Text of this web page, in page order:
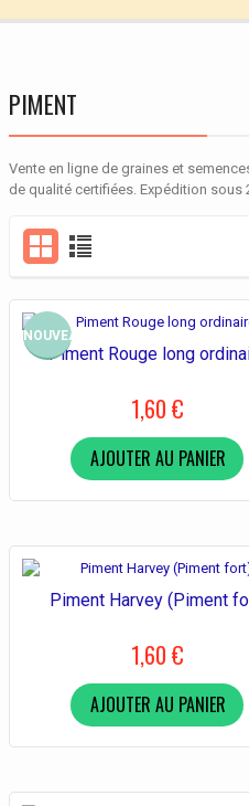
PIMENT
Vente en ligne de graines et
de qualité certifiées. Expédition sous
NOUVEAU
Piment Rouge long
1,60 €
AJOUTER AU PANIER
Piment Harvey (Piment
1,60 €
AJOUTER AU PANIER